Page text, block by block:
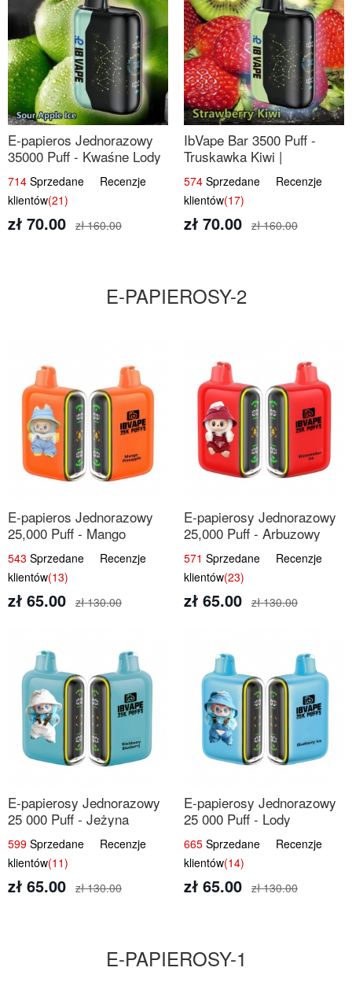
E-papieros Jednorazowy
35000 Puff - Kwaśne Lody
Jabłkowe
714 Sprzedane Recenzje
klientów(21)
zł 70.00 zł 160.00
IbVape Bar 3500 Puff -
Truskawka Kiwi |
Jednorazowy E-papieros
574 Sprzedane Recenzje
klientów(17)
zł 70.00 zł 160.00
E-PAPIEROSY-2
E-papieros Jednorazowy
25,000 Puff - Mango
Ananas | Tropikalny Smak
543 Sprzedane Recenzje
klientów(13)
zł 65.00 zł 130.00
E-papierosy Jednorazowy
25,000 Puff - Arbuzowy
Lód | Orzeźwiający Smak
571 Sprzedane Recenzje
klientów(23)
zł 65.00 zł 130.00
E-papierosy Jednorazowy
25 000 Puff - Jeżyna
Jagoda | Leśne Owoce
599 Sprzedane Recenzje
klientów(11)
zł 65.00 zł 130.00
E-papierosy Jednorazowy
25 000 Puff - Lody
Jagodowe | Kremowy
Smak
665 Sprzedane Recenzje
klientów(14)
zł 65.00 zł 130.00
E-PAPIEROSY-1